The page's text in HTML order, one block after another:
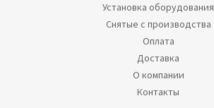
Установка оборудования
Снятые с производства
Оплата
Доставка
О компании
Контакты